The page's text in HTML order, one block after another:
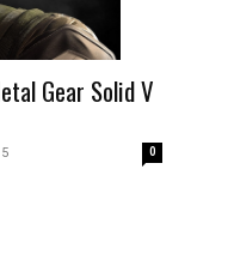
Gear Solid V
0